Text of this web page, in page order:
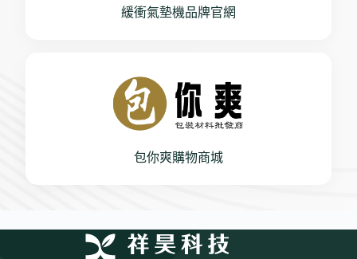
緩衝氣墊機品牌官網
包你爽購物商城